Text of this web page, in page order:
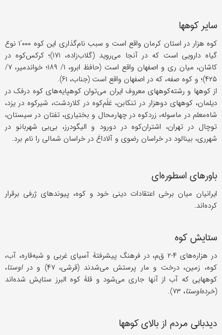
سایر کوهها
کوه هزار در استان کرمان واقع است و سبب نام‌گذاری این کوه ۰۰۰‘۱ نوع
گیاه دارویی است که در آنجا می‌روید (گلاب‌زاده، ۱۷۱)؛ کرکس‌کوه در
کاشان، میان ری و اصفهان واقع است (حافظ ابرو، ۱/ ۱۸۹؛ خواندمیر، ۷/
۴۲۵)؛ و کوه صفه، که در اصفهان واقع است (جناب، ۶۱).
از کوهها و رشته‌کوههای معروف ایران می‌توان کوهپایه‌های کوه درفک در
دیلمان، کوههای دوهزار در تنکابن، عَلَم‌کوه در کلاردشت، شیرکوه در یزد،
شاه‌معلم در ماسوله، زردکوه در چهارمحال و بختیاری، تفتان در سیستان،
توچال در تهران، اشتران‌کوه در دورود و الیگودرز، بی‌بی شهربانو در
شهرری، بینالود در خراسان رضوی و آلاداغ در خراسان شمالی را نام برد.
باورهای اسطوره‌ای
ایرانیان میان برخی اعتقادات دینی خود و کوه، پیوندهای ژرفی برقرار
کرده‌اند.
ستایش کوه
در هزاره‌های ۴-۲ ق‌م، در فرهنگ پیشرفتۀ آسیای غربی و شبه‌قاره، آب،
کوه، زمین، درخت و مار پرستش می‌شدند (قرشی، ۴۷) و در
اوستا،
کوههایی که آب از آنها جاری می‌شود و قلۀ‌ کوه البرز ستایش شده‌اند
(خرده‌اوستا، ۷۳).
دیدبانی مردم از بالای کوهها